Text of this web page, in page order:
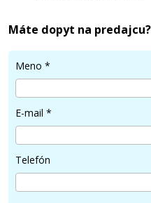
Sada
Máte dopyt na predajcu?
Meno *
E-mail *
Telefón